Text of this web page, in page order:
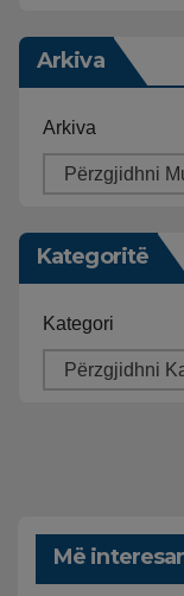
Arkiva
Arkiva
Kategoritë
Kategori
Më